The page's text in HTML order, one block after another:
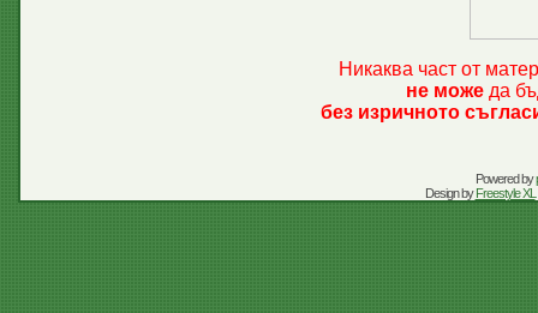
Никаква част от
не може да
без изричното
Powered by
Design byFreestyle XL